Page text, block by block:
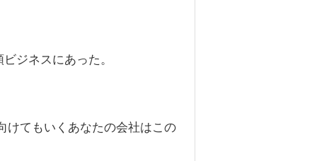
ジネスにあった。
けてもいくあなたの会社はこの